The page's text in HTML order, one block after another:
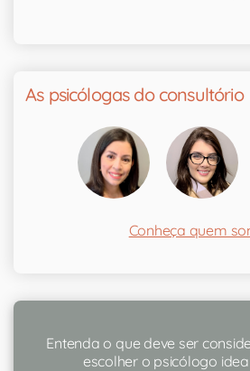
As psicólogas do consultório
Conheça quem
Entenda o que deve ser
escolher o psicólogo